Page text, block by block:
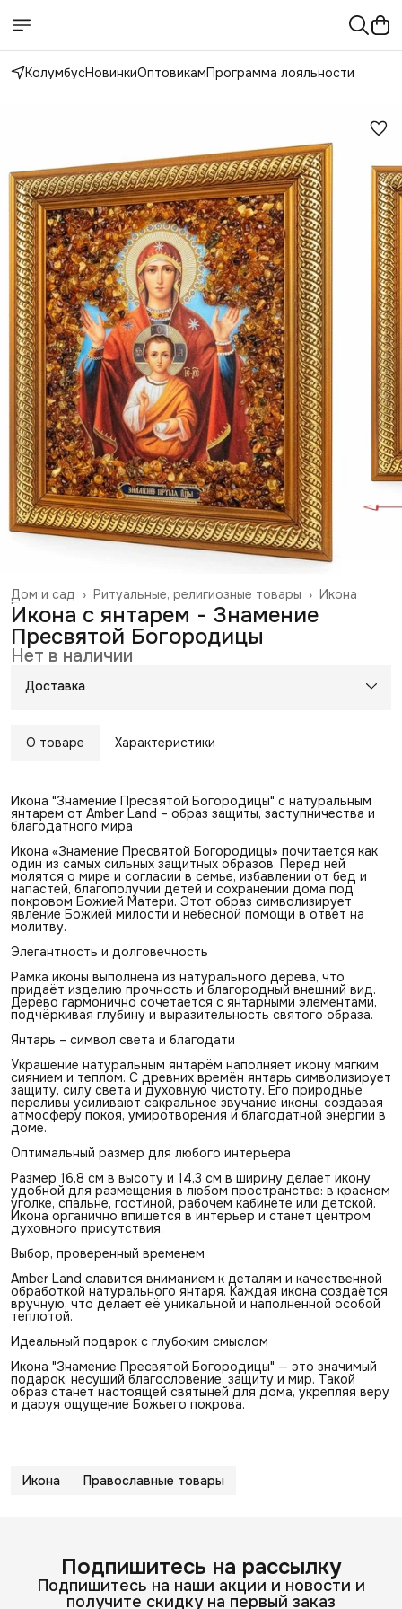
КолумбусНовинкиОптовикамПрограмма лояльности
Икона
Ритуальные, религиозные товары ›
Дом и сад ›
Главная ›
Икона с янтарем - Знамение
Пресвятой Богородицы
Нет в наличии
Доставка
О товаре Характеристики
Икона "Знамение Пресвятой Богородицы" с натуральным
янтарем от Amber Land – образ защиты, заступничества и
благодатного мира
Икона «Знамение Пресвятой Богородицы» почитается как
один из самых сильных защитных образов. Перед ней
молятся о мире и согласии в семье, избавлении от бед и
напастей, благополучии детей и сохранении дома под
покровом Божией Матери. Этот образ символизирует
явление Божией милости и небесной помощи в ответ на
молитву.
Элегантность и долговечность
Рамка иконы выполнена из натурального дерева, что
придаёт изделию прочность и благородный внешний вид.
Дерево гармонично сочетается с янтарными элементами,
подчёркивая глубину и выразительность святого образа.
Янтарь – символ света и благодати
Украшение натуральным янтарём наполняет икону мягким
сиянием и теплом. С древних времён янтарь символизирует
защиту, силу света и духовную чистоту. Его природные
переливы усиливают сакральное звучание иконы, создавая
атмосферу покоя, умиротворения и благодатной энергии в
доме.
Оптимальный размер для любого интерьера
Размер 16,8 см в высоту и 14,3 см в ширину делает икону
удобной для размещения в любом пространстве: в красном
уголке, спальне, гостиной, рабочем кабинете или детской.
Икона органично впишется в интерьер и станет центром
духовного присутствия.
Выбор, проверенный временем
Amber Land славится вниманием к деталям и качественной
обработкой натурального янтаря. Каждая икона создаётся
вручную, что делает её уникальной и наполненной особой
теплотой.
Идеальный подарок с глубоким смыслом
Икона "Знамение Пресвятой Богородицы" — это значимый
подарок, несущий благословение, защиту и мир. Такой
образ станет настоящей святыней для дома, укрепляя веру
и даруя ощущение Божьего покрова.
Икона Православные товары
Подпишитесь на рассылку
Подпишитесь на наши акции и новости и
получите скидку на первый заказ